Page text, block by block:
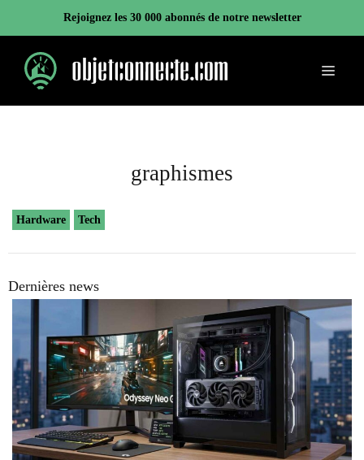
contenu
Rejoignez les 30 000 abonnés de notre newsletter
Menu
graphismes
Hardware Tech
Dernières news